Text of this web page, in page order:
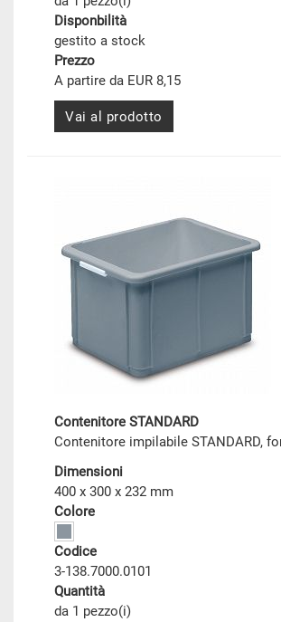
Disponbilità
gestito a stock
Prezzo
A partire da EUR 8,15
Vai al prodotto
Contenitore STANDARD
Contenitore impilabile STANDARD,
Dimensioni
400 x 300 x 232 mm
Colore
Codice
3-138.7000.0101
Quantità
da 1 pezzo(i)